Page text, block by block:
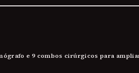
e 9 combos cirúrgicos para